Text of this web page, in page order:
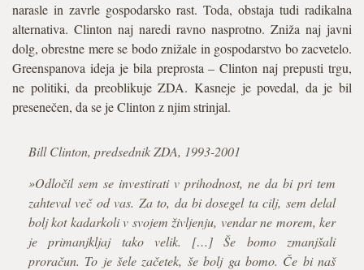
narasle in zavrle gospodarsko rast. Toda, obstaja tudi radikalna
alternativa. Clinton naj naredi ravno nasprotno. Zniža naj javni
dolg, obrestne mere se bodo znižale in gospodarstvo bo zacvetelo.
Greenspanova ideja je bila preprosta – Clinton naj prepusti trgu,
ne politiki, da preoblikuje ZDA. Kasneje je povedal, da je bil
presenečen, da se je Clinton z njim strinjal.
Bill Clinton, predsednik ZDA, 1993-2001
»Odločil sem se investirati v prihodnost, ne da bi pri tem
zahteval več od vas. Za to, da bi dosegel ta cilj, sem delal
bolj kot kadarkoli v svojem življenju, vendar ne morem, ker
je primanjkljaj tako velik. […] Še bomo zmanjšali
proračun. To je šele začetek, še bolj ga bomo. Če bi naš